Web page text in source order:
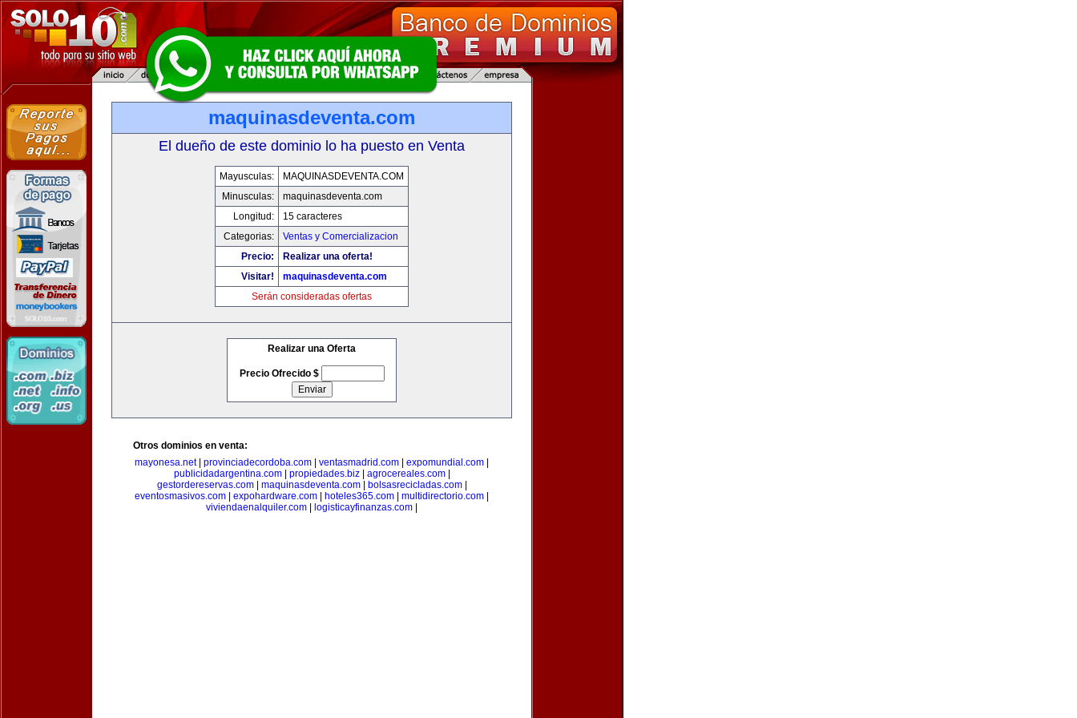
maquinasdeventa.com
El dueño de este dominio lo ha puesto en Venta
Mayusculas:
MAQUINASDEVENTA.COM
Minusculas:
maquinasdeventa.com
Longitud:
15 caracteres
Categorias:
Ventas y Comercializacion
Precio:
Realizar una oferta!
Visitar!
maquinasdeventa.com
Serán consideradas ofertas
Realizar una Oferta
Precio Ofrecido $
Otros dominios en venta:
mayonesa.net| provinciadecordoba.com ventasmadrid.com expomundial.com
publicidadargentina.com| propiedades.biz| agrocereales.com|
gestordereservas.com| maquinasdeventa.com| bolsasrecicladas.com|
eventosmasivos.com
expohardware.com hoteles365.com multidirectorio.com
viviendaenalquiler.com
logisticayfinanzas.com